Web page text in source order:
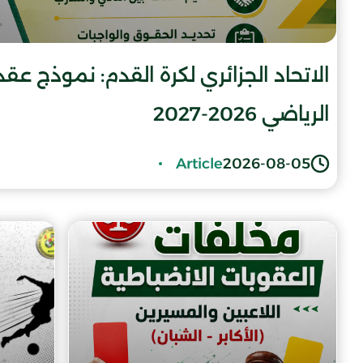
الاتحاد الجزائري لكرة القدم: نموذج
الرياضي 2026-2027
2026-08-05
Article